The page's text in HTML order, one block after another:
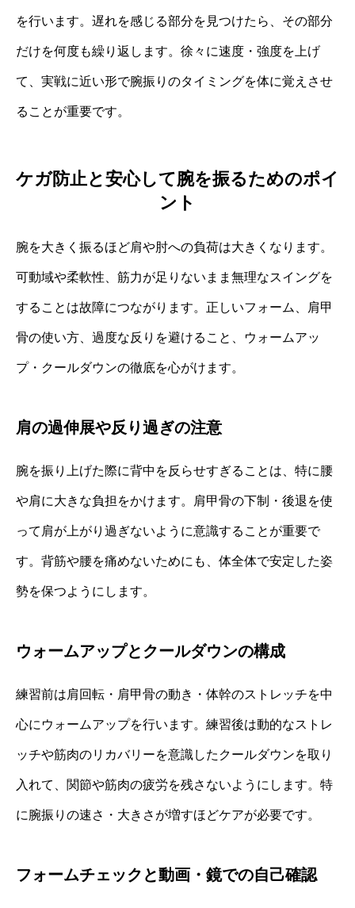
を行います。遅れを感じる部分を見つけたら、その部分
だけを何度も繰り返します。徐々に速度・強度を上げ
て、実戦に近い形で腕振りのタイミングを体に覚えさせ
ることが重要です。
ケガ防止と安心して腕を振るためのポイ
ント
腕を大きく振るほど肩や肘への負荷は大きくなります。
可動域や柔軟性、筋力が足りないまま無理なスイングを
することは故障につながります。正しいフォーム、肩甲
骨の使い方、過度な反りを避けること、ウォームアッ
プ・クールダウンの徹底を心がけます。
肩の過伸展や反り過ぎの注意
腕を振り上げた際に背中を反らせすぎることは、特に腰
や肩に大きな負担をかけます。肩甲骨の下制・後退を使
って肩が上がり過ぎないように意識することが重要で
す。背筋や腰を痛めないためにも、体全体で安定した姿
勢を保つようにします。
ウォームアップとクールダウンの構成
練習前は肩回転・肩甲骨の動き・体幹のストレッチを中
心にウォームアップを行います。練習後は動的なストレ
ッチや筋肉のリカバリーを意識したクールダウンを取り
入れて、関節や筋肉の疲労を残さないようにします。特
に腕振りの速さ・大きさが増すほどケアが必要です。
フォームチェックと動画・鏡での自己確認